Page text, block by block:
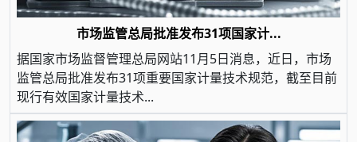
市场监管总局批准发布31项国家计...
据国家市场监督管理总局网站11月5日消息，近日，市场
监管总局批准发布31项重要国家计量技术规范，截至目前
现行有效国家计量技术...